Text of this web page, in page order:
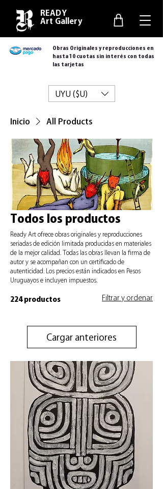
READY
Art Gallery
Obras Originales y reproducciones en
hasta 10 cuotas sin interés con todas
las tarjetas
UYU ($U)
Inicio All Products
Todos los productos
Ready Art ofrece obras originales y reproducciones
seriadas de edición limitada producidas en materiales
de la mejor calidad. Todas las obras llevan la firma de
autor y se acompañan con un certificado de
autenticidad. Los precios están indicados en Pesos
Uruguayos e incluyen impuestos.
224 productos Filtrar y ordenar
Cargar anteriores